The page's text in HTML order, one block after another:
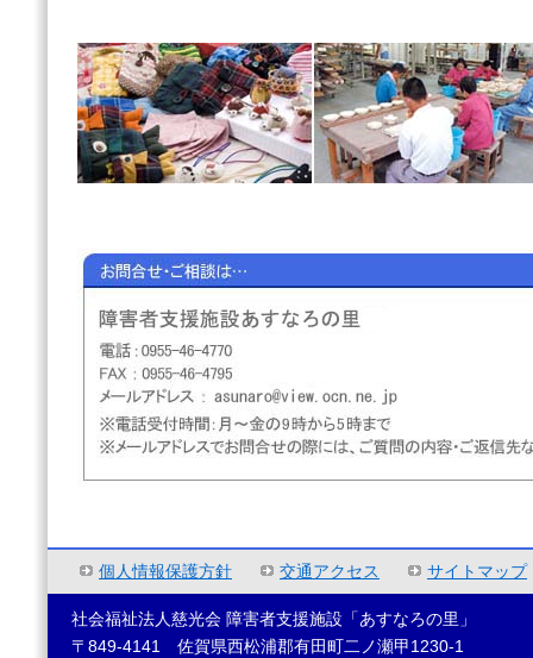
個人情報保護方針 交通アクセス サイトマップ
社会福祉法人慈光会 障害者支援施設「あすなろの里」
〒849-4141 佐賀県西松浦郡有田町二ノ瀬甲1230-1